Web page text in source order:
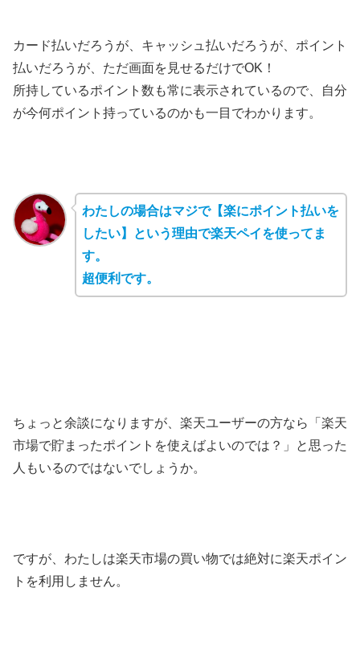
カード払いだろうが、キャッシュ払いだろうが、ポイント
払いだろうが、ただ画面を見せるだけでOK！
所持しているポイント数も常に表示されているので、自分
が今何ポイント持っているのかも一目でわかります。
わたしの場合はマジで【楽にポイント払いを
したい】という理由で楽天ペイを使ってま
す。
超便利です。
ちょっと余談になりますが、楽天ユーザーの方なら「楽天
市場で貯まったポイントを使えばよいのでは？」と思った
人もいるのではないでしょうか。
ですが、わたしは楽天市場の買い物では絶対に楽天ポイン
トを利用しません。